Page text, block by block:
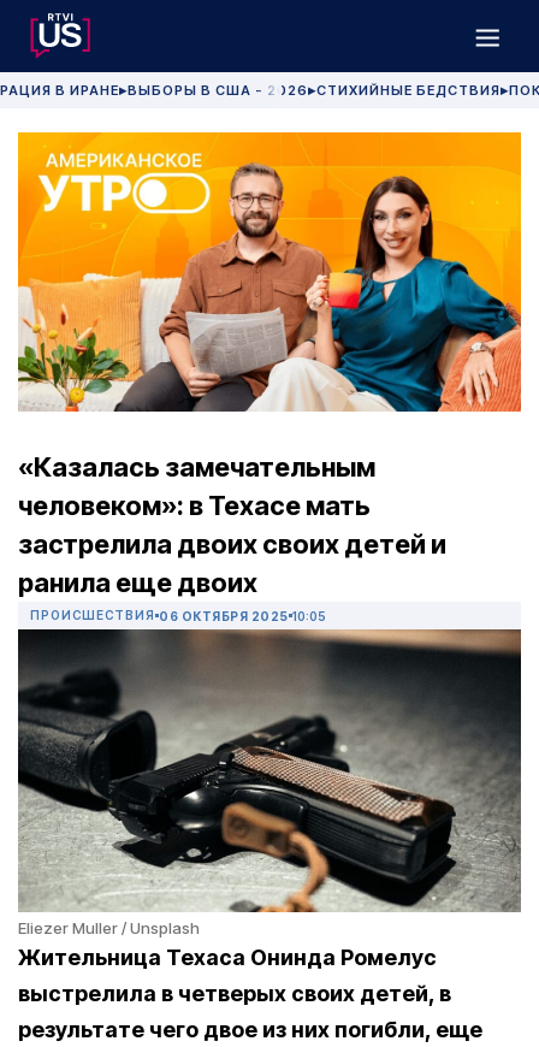
В ИРАНЕ▶ВЫБОРЫ В США - 2026 ▶СТИХИЙНЫЕ БЕДСТВИЯ▶
«Казалась замечательным
человеком»: в Техасе мать
застрелила двоих своих детей и
ранила еще двоих
ПРОИСШЕСТВИЯ 06 ОКТЯБРЯ 2025 10:05
Eliezer Muller / Unsplash
Жительница Техаса Онинда Ромелус
выстрелила в четверых своих детей, в
результате чего двое из них погибли, еще